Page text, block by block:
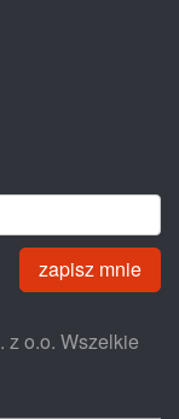
zapisz mnie
o.o. Wszelkie